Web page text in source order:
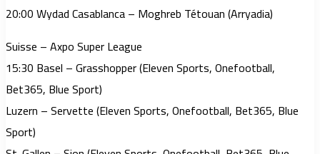
20:00 Wydad Casablanca – Moghreb Tétouan (Arryadia)
Suisse – Axpo Super League
15:30 Basel – Grasshopper (Eleven Sports, Onefootball,
Bet365, Blue Sport)
Luzern – Servette (Eleven Sports, Onefootball, Bet365, Blue
Sport)